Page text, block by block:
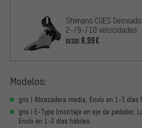
Shimano CUES
2-/9-/10 velocidades
DESDE 8,99€
Modelos:
gris | Abrazadera media, Envío en 1-3 días
gris | E-Type (montaje en eje de pedalier,
Envío en 1-3 días hábiles